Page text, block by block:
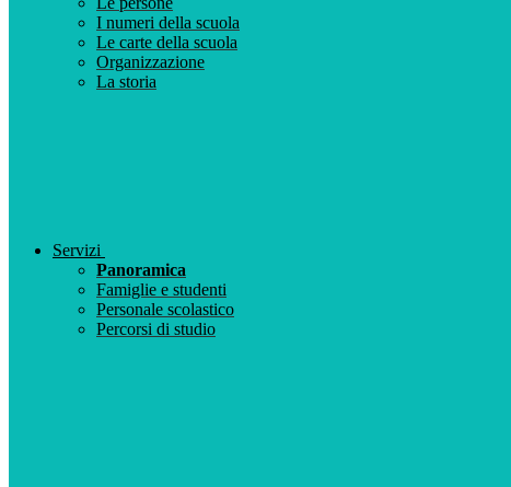
I numeri della scuola
Le carte della scuola
Organizzazione
La storia
Servizi
Panoramica
Famiglie e studenti
Personale scolastico
Percorsi di studio